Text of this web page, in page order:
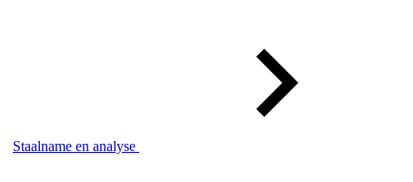
Staalname en analyse